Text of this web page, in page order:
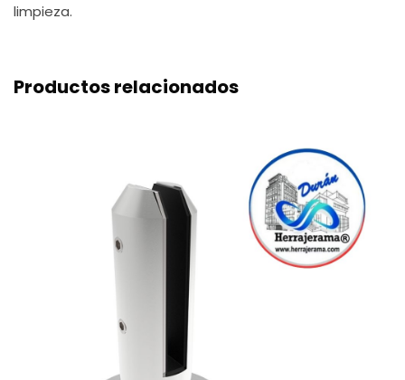
limpieza.
Productos relacionados